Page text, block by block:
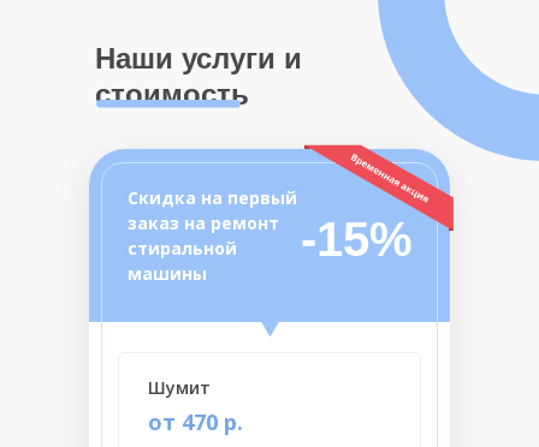
Наши услуги и
стоимость
Скидка на первый
заказ на ремонт
стиральной
машины
-15%
от 470 р.
Шумит